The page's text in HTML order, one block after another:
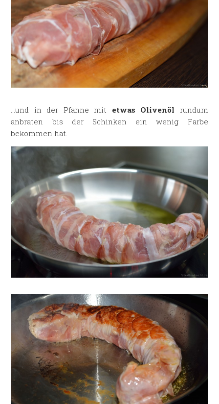
…und in der Pfanne mit etwas Olivenöl rundum
anbraten bis der Schinken ein wenig Farbe
bekommen hat.